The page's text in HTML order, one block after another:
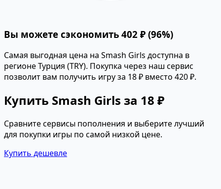
Вы можете сэкономить 402 ₽ (96%)
Самая выгодная цена на Smash Girls доступна в
регионе Турция (TRY). Покупка через наш сервис
позволит вам получить игру за 18 ₽ вместо 420 ₽.
Купить Smash Girls за 18 ₽
Сравните сервисы пополнения и выберите лучший
для покупки игры по самой низкой цене.
Купить дешевле